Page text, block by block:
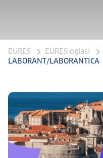
EURES EURES oglasi
LABORANT/LABORANTICA